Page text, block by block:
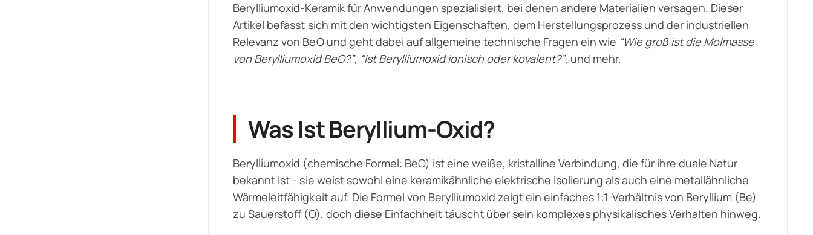
Berylliumoxid-Keramik für Anwendungen spezialisiert, bei denen andere Materialien versagen. Dieser
Artikel befasst sich mit den wichtigsten Eigenschaften, dem Herstellungsprozess und der industriellen
Relevanz von BeO und geht dabei auf allgemeine technische Fragen ein wie “Wie groß ist die Molmasse
von Berylliumoxid BeO?”, “Ist Berylliumoxid ionisch oder kovalent?”, und mehr.
Was Ist Beryllium-Oxid?
Berylliumoxid (chemische Formel: BeO) ist eine weiße, kristalline Verbindung, die für ihre duale Natur
bekannt ist - sie weist sowohl eine keramikähnliche elektrische Isolierung als auch eine metallähnliche
Wärmeleitfähigkeit auf. Die Formel von Berylliumoxid zeigt ein einfaches 1:1-Verhältnis von Beryllium (Be)
zu Sauerstoff (O), doch diese Einfachheit täuscht über sein komplexes physikalisches Verhalten hinweg.